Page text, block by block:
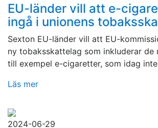
EU-länder vill att e-
ingå i unionens
Sexton EU-länder vill att EU-
ny tobaksskattelag som inkluderar de
till exempel e-cigaretter, som idag
Läs mer
2024-06-29